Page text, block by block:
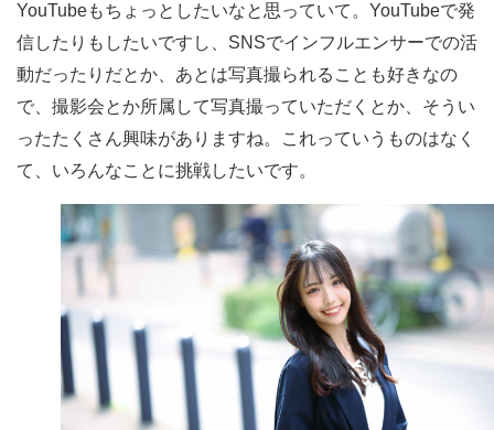
YouTubeもちょっとしたいなと思っていて。YouTubeで発
信したりもしたいですし、SNSでインフルエンサーでの活
動だったりだとか、あとは写真撮られることも好きなの
で、撮影会とか所属して写真撮っていただくとか、そうい
ったたくさん興味がありますね。これっていうものはなく
て、いろんなことに挑戦したいです。